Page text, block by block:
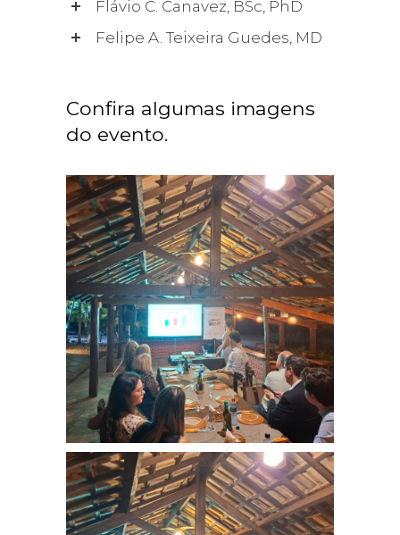
Flávio C. Canavez, BSc, PhD
Felipe A. Teixeira Guedes, MD
Confira algumas imagens
do evento.